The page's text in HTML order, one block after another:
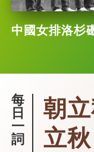
中國女排洛杉
每
日
一
詞
朝
立